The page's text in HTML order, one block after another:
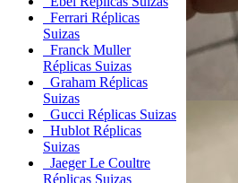
Ferrari Réplicas
Suizas
Franck Muller
Réplicas Suizas
Graham Réplicas
Suizas
Gucci Réplicas Suizas
Hublot Réplicas
Suizas
Jaeger Le Coultre
Réplicas Suizas